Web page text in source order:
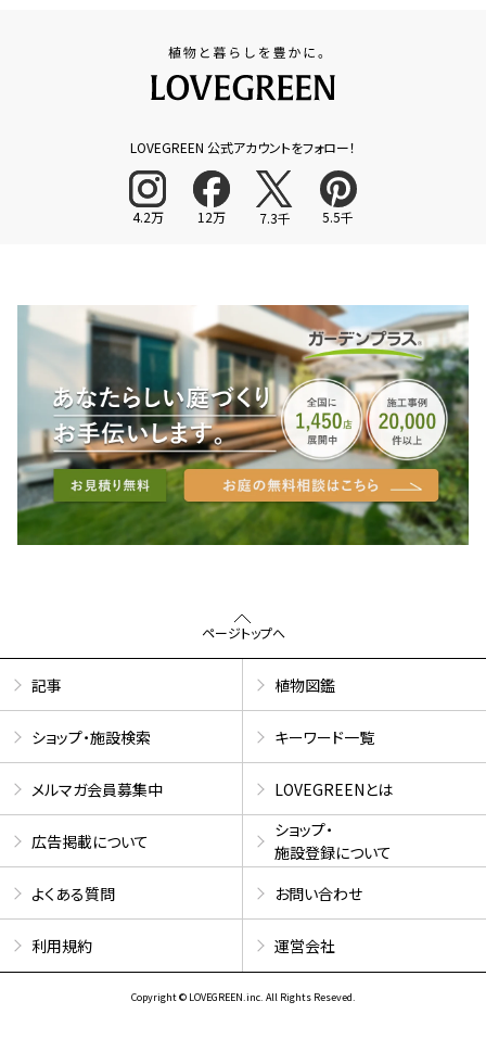
LOVEGREEN 公式アカウントをフォロー！
4.2万 12万 7.3千 5.5千
ページトップへ
記事 植物図鑑
ショップ・施設検索 キーワード一覧
メルマガ会員募集中 LOVEGREENとは
広告掲載について
ショップ・
施設登録について
よくある質問
お問い合わせ
利用規約 運営会社
Copyright © LOVEGREEN.inc. All Rights Reseved.